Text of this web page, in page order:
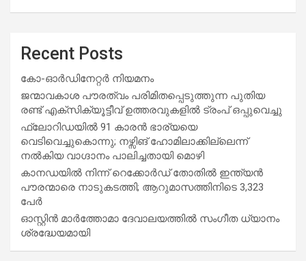
Recent Posts
കോ-ഓർഡിനേറ്റർ നിയമനം
ജന്മാവകാശ പൗരത്വം പരിമിതപ്പെടുത്തുന്ന പുതിയ
രണ്ട് എക്സിക്യൂട്ടീവ് ഉത്തരവുകളിൽ ട്രംപ് ഒപ്പുവെച്ചു
ഫ്ലോറിഡയിൽ 91 കാരൻ ഭാര്യയെ
വെടിവെച്ചുകൊന്നു; നഴ്സിങ് ഹോമിലാക്കില്ലെന്ന്
നൽകിയ വാഗ്ദാനം പാലിച്ചതായി മൊഴി
കാനഡയിൽ നിന്ന് റെക്കോർഡ് തോതിൽ ഇന്ത്യൻ
പൗരന്മാരെ നാടുകടത്തി; ആറുമാസത്തിനിടെ 3,323
പേർ
ഓസ്റ്റിൻ മാർത്തോമാ ദേവാലയത്തിൽ സംഗീത ധ്യാനം
ശ്രദ്ധേയമായി